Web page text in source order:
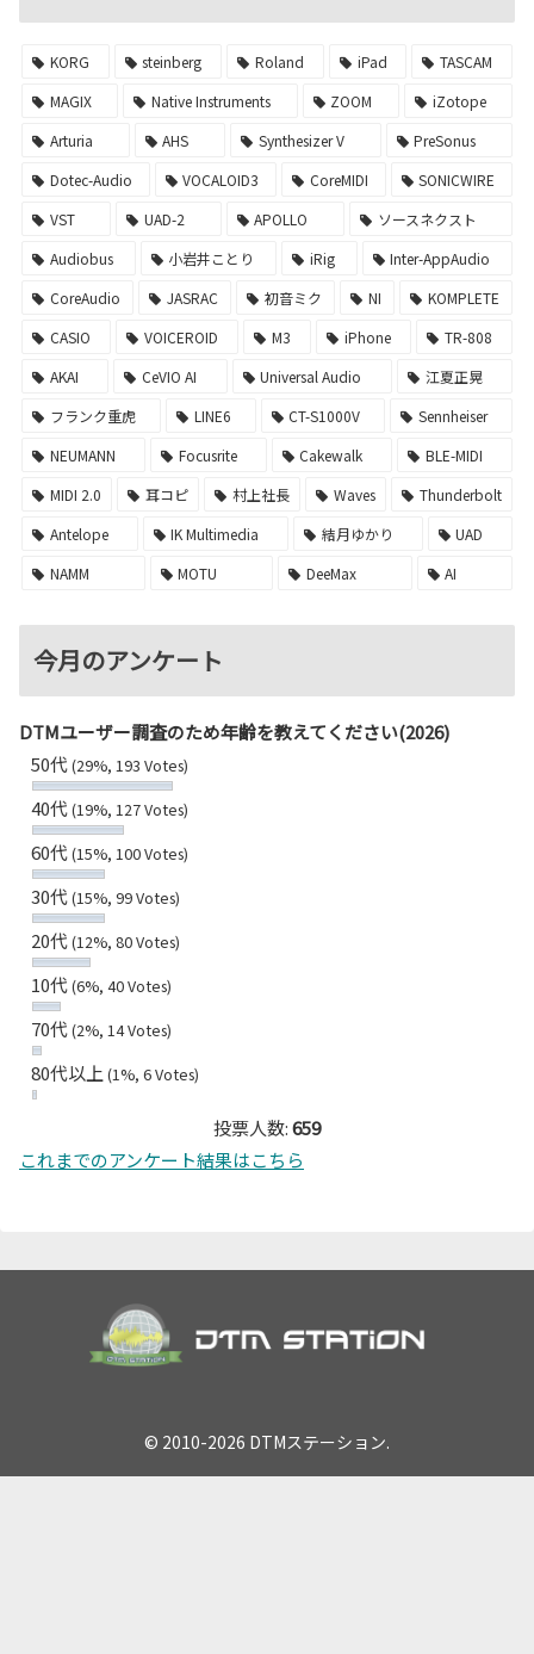
KORG steinberg Roland iPad
TASCAM
MAGIX
Native Instruments ZOOM
iZotope
Arturia
AHS Synthesizer V
PreSonus
Dotec-Audio
VOCALOID3 CoreMIDI
SONICWIRE
VST
UAD-2 APOLLO
ソースネクスト
Audiobus
小岩井ことり iRig
Inter-AppAudio
CoreAudio
JASRAC 初音ミク NI
KOMPLETE
CASIO
VOICEROID M3 iPhone
TR-808
AKAI
CeVIO AI Universal Audio
江夏正晃
フランク重虎
LINE6 CT-S1000V
Sennheiser
NEUMANN
Focusrite Cakewalk
BLE-MIDI
MIDI 2.0
耳コピ 村上社長 Waves
Thunderbolt
Antelope
IK Multimedia 結月ゆかり
UAD
NAMM
MOTU DeeMax AI
今月のアンケート
DTMユーザー調査のため年齢を教えてください(2026)
50代(29%, 193 Votes)
40代(19%, 127 Votes)
60代(15%, 100 Votes)
30代(15%, 99 Votes)
20代(12%, 80 Votes)
10代(6%, 40 Votes)
70代(2%, 14 Votes)
80代以上 (1%, 6 Votes)
投票人数:659
これまでのアンケート結果はこちら
© 2010-2026 DTMステーション.